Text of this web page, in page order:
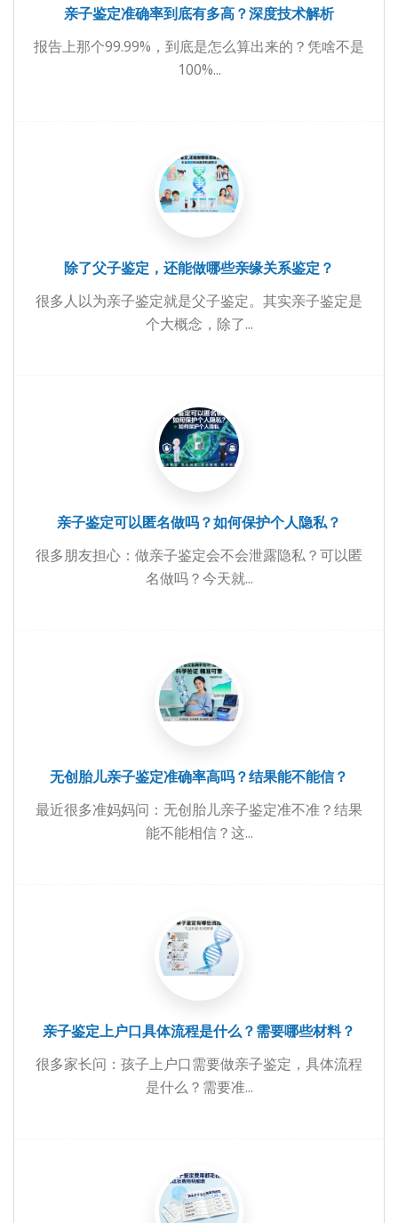
亲子鉴定准确率到底有多高？深度技术解析
报告上那个99.99%，到底是怎么算出来的？凭啥不是
100%...
除了父子鉴定，还能做哪些亲缘关系鉴定？
很多人以为亲子鉴定就是父子鉴定。其实亲子鉴定是
个大概念，除了...
亲子鉴定可以匿名做吗？如何保护个人隐私？
很多朋友担心：做亲子鉴定会不会泄露隐私？可以匿
名做吗？今天就...
无创胎儿亲子鉴定准确率高吗？结果能不能信？
最近很多准妈妈问：无创胎儿亲子鉴定准不准？结果
能不能相信？这...
亲子鉴定上户口具体流程是什么？需要哪些材料？
很多家长问：孩子上户口需要做亲子鉴定，具体流程
是什么？需要准...